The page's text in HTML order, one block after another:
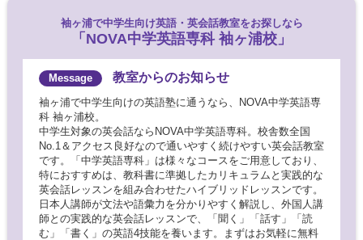
袖ヶ浦で中学生向け英語・英会話教室をお探しなら
「NOVA中学英語専科 袖ヶ浦校」
教室からのお知らせ
袖ヶ浦で中学生向けの英語塾に通うなら、NOVA中学英語専
科 袖ヶ浦校。
中学生対象の英会話ならNOVA中学英語専科。校舎数全国
No.1＆アクセス良好なので通いやすく続けやすい英会話教室
です。「中学英語専科」は様々なコースをご用意しており、
特におすすめは、教科書に準拠したカリキュラムと実践的な
英会話レッスンを組み合わせたハイブリッドレッスンです。
日本人講師が文法や語彙力を分かりやすく解説し、外国人講
師との実践的な英会話レッスンで、「聞く」「話す」「読
む」「書く」の英語4技能を養います。まずはお気軽に無料